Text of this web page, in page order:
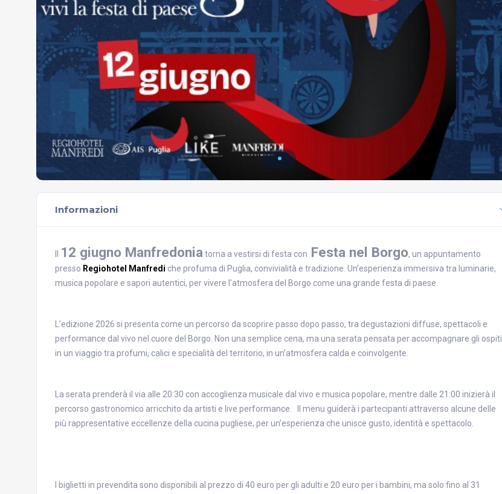
Informazioni
12 giugno Manfredonia torna a vestirsi di festa con Festa nel Borgo, un appuntamento
presso Regiohotel Manfredi che profuma di Puglia, convivialità e tradizione. Un’esperienza immersiva tra luminarie,
musica popolare e sapori autentici, per vivere l'atmosfera del Borgo come una grande festa di paese.
L’edizione 2026 si presenta come un percorso da scoprire passo dopo passo, tra degustazioni diffuse, spettacoli e
performance dal vivo nel cuore del Borgo. Non una semplice cena, ma una serata pensata per accompagnare gli ospiti
in un viaggio tra profumi, calici e specialità del territorio, in un’atmosfera calda e coinvolgente.
La serata prenderà il via alle 20:30 con accoglienza musicale dal vivo e musica popolare, mentre dalle 21:00 inizierà il
percorso gastronomico arricchito da artisti e live performance. Il menu guiderà i partecipanti attraverso alcune delle
più rappresentative eccellenze della cucina pugliese, per un’esperienza che unisce gusto, identità e spettacolo.
I biglietti in prevendita sono disponibili al prezzo di 40 euro per gli adulti e 20 euro per i bambini, ma solo fino al 31